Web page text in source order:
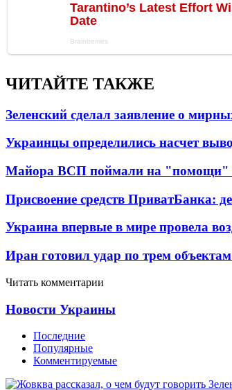
ЧИТАЙТЕ ТАКЖЕ
Зеленский сделал заявление о
Украинцы определились насчет
Майора ВСП поймали на "помощи"
Присвоение средств ПриватБанка:
Украина впервые в мире провела
Иран готовил удар по трем
Читать комментарии
Новости Украины
Последние
Популярные
Комментируемые